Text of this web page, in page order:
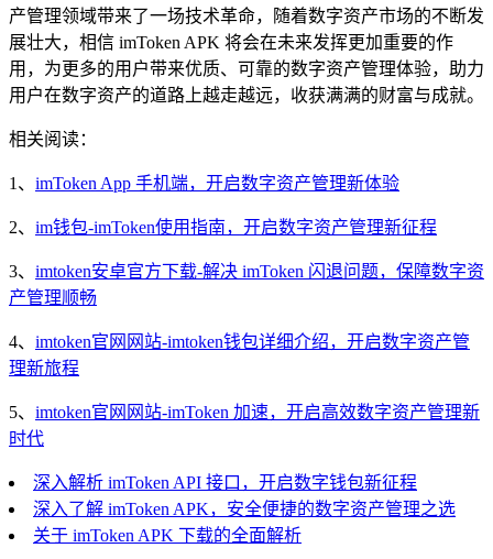
产管理领域带来了一场技术革命，随着数字资产市场的不断发
展壮大，相信 imToken APK 将会在未来发挥更加重要的作
用，为更多的用户带来优质、可靠的数字资产管理体验，助力
用户在数字资产的道路上越走越远，收获满满的财富与成就。
相关阅读：
1、 imToken App 手机端，开启数字资产管理新体验
2、 im钱包-imToken使用指南，开启数字资产管理新征程
3、 imtoken安卓官方下载-解决 imToken 闪退问题，保障数字资
产管理顺畅
4、 imtoken官网网站-imtoken钱包详细介绍，开启数字资产管
理新旅程
5、 imtoken官网网站-imToken 加速，开启高效数字资产管理新
时代
深入解析 imToken API 接口，开启数字钱包新征程
深入了解 imToken APK，安全便捷的数字资产管理之选
关于 imToken APK 下载的全面解析